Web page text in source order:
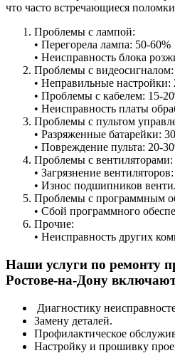
что часто встречающиеся
Проблемы с лампой:
• Перегорела лампа: 50-60%
• Неисправность блока
Проблемы с видеосигналом:
• Неправильные настройки:
• Проблемы с кабелем: 15-
• Неисправность платы
Проблемы с пультом
• Разряженные батарейки:
• Повреждение пульта: 20-
Проблемы с вентиляторами:
• Загрязнение
• Износ подшипников
Проблемы с программным
• Сбой программного
Прочие:
• Неисправность других
Наши услуги по ремонту
Ростове-на-Дону
Диагностику
Замену деталей.
Профилактическое
Настройку и прошивку